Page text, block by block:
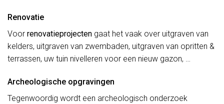
Renovatie
Voor renovatieprojecten gaat het vaak over uitgraven van
kelders, uitgraven van zwembaden, uitgraven van opritten &
terrassen, uw tuin nivelleren voor een nieuw gazon, …
Archeologische opgravingen
Tegenwoordig wordt een archeologisch onderzoek